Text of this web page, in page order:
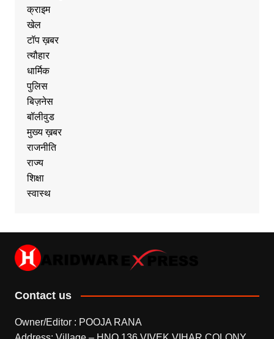
क्राइम
खेल
टॉप ख़बर
त्यौहार
धार्मिक
पुलिस
बिज़नेस
बॉलीवुड
मुख्य ख़बर
राजनीति
राज्य
शिक्षा
स्वास्थ
Contact us
Owner/Editor : POOJA RANA